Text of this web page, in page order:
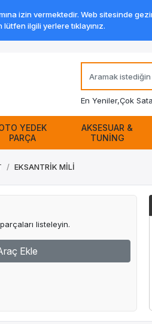
En Yeniler,Çok
YEDEK
PARÇA
AKSESUAR &
TUNİNG
EKSANTRİK MİLİ
listeleyin.
Ekle
izin vermektedir. Web sitesinde
ilgili yerlere tıklayınız.